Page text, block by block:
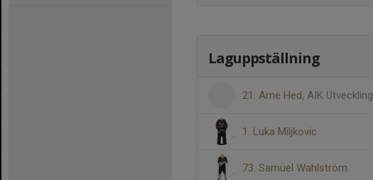
Laguppställning
21. Arne Hed, AIK Utveckling
1. Luka Miljkovic
73. Samuel Wahlström